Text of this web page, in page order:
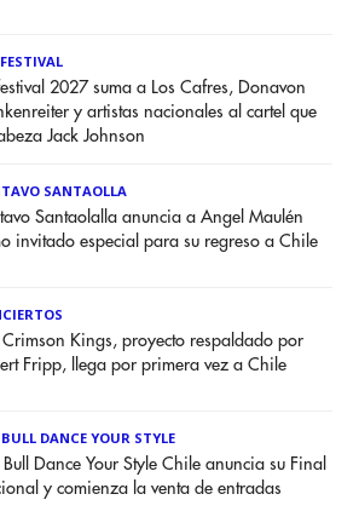
2027 suma a Los Cafres, Donavon
y artistas nacionales al cartel que
Jack Johnson
SANTAOLLA
Santaolalla anuncia a Angel Maulén
invitado especial para su regreso a Chile
Crimson Kings, proyecto respaldado por
Fripp, llega por primera vez a Chile
BULL DANCE YOUR STYLE
Bull Dance Your Style Chile anuncia su Final
y comienza la venta de entradas